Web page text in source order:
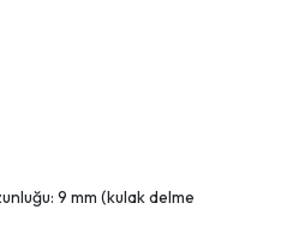
9 mm (kulak delme